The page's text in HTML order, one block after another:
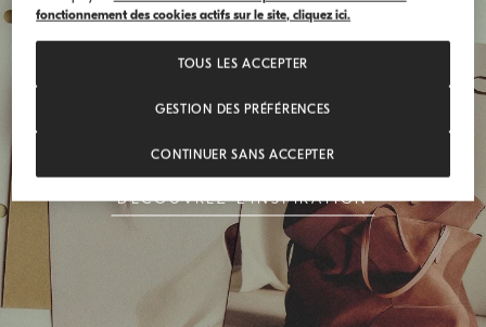
Code de style
Le sac BC Duo célèbre l'union entre
l'essentialité et le raffinement intemporel.
DÉCOUVREZ L'INSPIRATION
fonctionnement des cookies actifs sur le site, cliquez ici.
GESTION DES PRÉFÉRENCES
CONTINUER SANS ACCEPTER
TOUS LES ACCEPTER